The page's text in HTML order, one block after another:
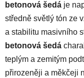
betonová šedá je
středně světlý tón ze
a stabilitu masivního
betonová šedá
teplým a zemitým
přirozeněji a měkčeji